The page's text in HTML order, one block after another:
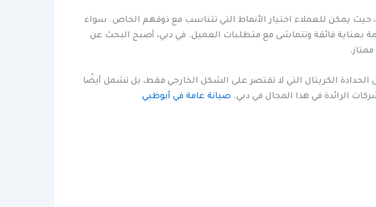
حيث يمكن للعملاء اختيار الأنماط التي تتناسب مع ذوقهم الخاص. سواء
فائقة وتتماشى مع متطلبات العميل. في دبي، أصبح البحث عن
الكريتال التي لا تقتصر على الشكل الخارجي فقط، بل تشمل أيضًا
الرائدة في هذا المجال في دبي. صيانة عامة في أبوظبي